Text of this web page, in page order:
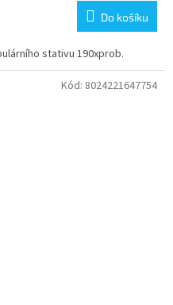
Do košíku
stativu 190xprob.
Kód: 8024221647754